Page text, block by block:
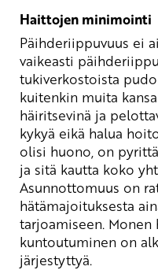
Haittojen minimointi
Päihderiippuvuus ei
vaikeasti
tukiverkostoista
kuitenkin muita
häiritsevinä ja
kykyä eikä halua
olisi huono, on
ja sitä kautta koko
Asunnottomuus on
hätämajoituksesta
tarjoamiseen.
kuntoutuminen on
järjestyttyä.